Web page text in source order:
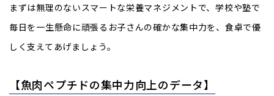
まずは無理のないスマートな栄養マネジメントで、学校や塾で
毎日を一生懸命に頑張るお子さんの確かな集中力を、食卓で優
しく支えてあげましょう。
【魚肉ペプチドの集中力向上のデータ】